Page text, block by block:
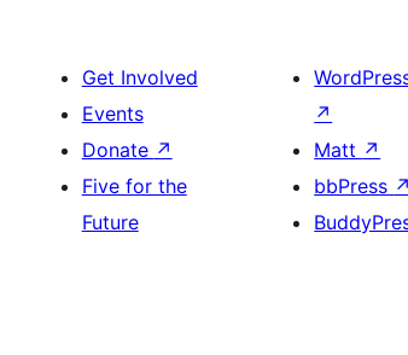
Get Involved
Events
Donate ↗
Five for the
Future
↗
Matt ↗
bbPress ↗